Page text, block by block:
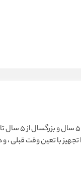
با تعین وقت قبلی